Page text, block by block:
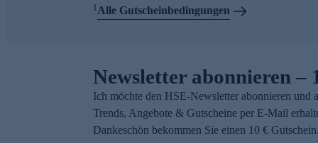
1Alle Gutscheinbedingungen
Newsletter abonnieren –
Ich möchte den HSE-Newsletter abonnieren und
Trends, Angebote & Gutscheine per E-Mail
Dankeschön bekommen Sie einen 10 €